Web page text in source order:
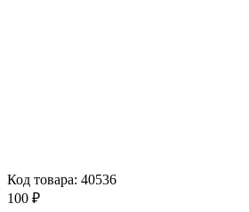
Код товара: 40536
100 ₽